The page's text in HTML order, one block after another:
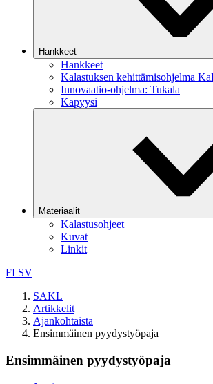
Hankkeet
Hankkeet
Kalastuksen kehittämisohjelma
Innovaatio-ohjelma: Tukala
Kapyysi
Materiaalit
Kalastusohjeet
Kuvat
Linkit
FI SV
SAKL
Artikkelit
Ajankohtaista
Ensimmäinen pyydystyöpaja
Ensimmäinen pyydystyöpaja